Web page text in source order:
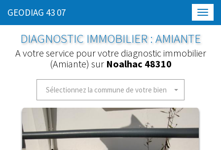
GEODIAG 43 07
DIAGNOSTIC IMMOBILIER : AMIANTE
A votre service pour votre diagnostic immobilier
(Amiante) sur Noalhac 48310
Sélectionnez la commune de votre bien